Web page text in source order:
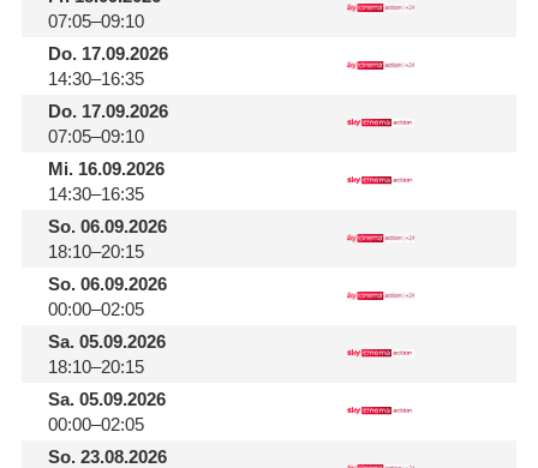
07:05–09:10
Do.17.09.2026
14:30–16:35
Do.17.09.2026
07:05–09:10
Mi.16.09.2026
14:30–16:35
So.06.09.2026
18:10–20:15
So.06.09.2026
00:00–02:05
Sa.05.09.2026
18:10–20:15
Sa.05.09.2026
00:00–02:05
So.23.08.2026